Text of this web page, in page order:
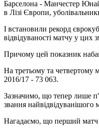
Барселона - Манчестер
в Лізі Європи,
І встановили рекорд
відвідуваності матчу у цих
Причому цей показник
На третьому та четвертому
2016/17 - 73 063.
Зазначимо, що тепер лише
звання
Нагадаємо, що перший матч